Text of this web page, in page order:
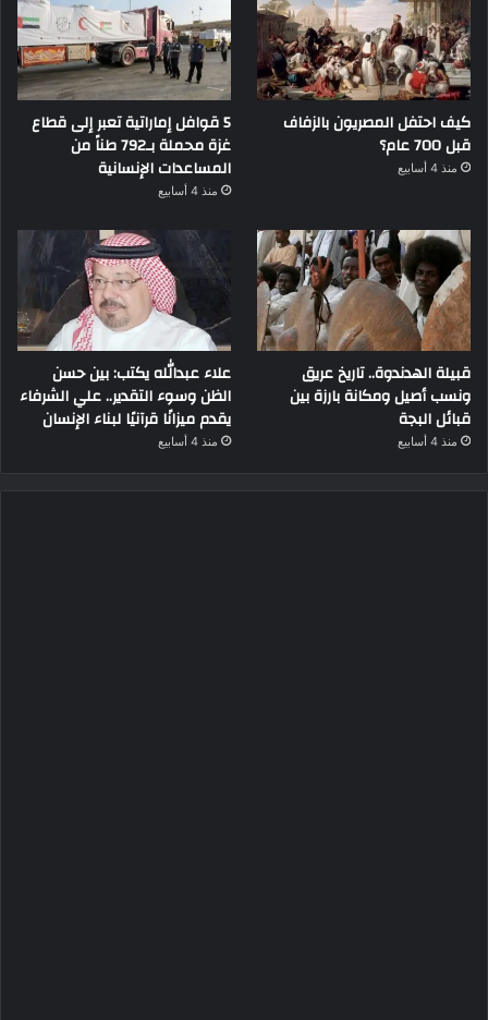
كيف احتفل المصريون بالزفاف
قبل 700 عام؟
منذ 4 أسابيع
5 قوافل إماراتية تعبر إلى قطاع
غزة محملة بـ792 طناً من
المساعدات الإنسانية
منذ 4 أسابيع
قبيلة الهدندوة.. تاريخ عريق
ونسب أصيل ومكانة بارزة بين
قبائل البجة
منذ 4 أسابيع
علاء عبدالله يكتب: بين حسن
الظن وسوء التقدير.. علي الشرفاء
يقدم ميزانًا قرآنيًا لبناء الإنسان
منذ 4 أسابيع